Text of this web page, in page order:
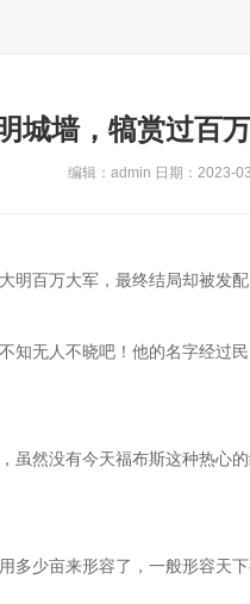
城墙，犒赏过百
编辑：admin 日期：2023-
明百万大军，最终结局却被发配
知无人不晓吧！他的名字经过
虽然没有今天福布斯这种热心
多少亩来形容了，一般形容天